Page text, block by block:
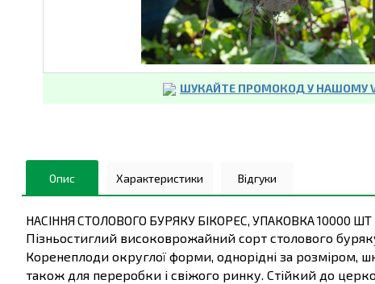
ШУКАЙТЕ ПРОМОКОД У НАШОМУ
Опис Характеристики Відгуки
НАСІННЯ СТОЛОВОГО БУРЯКУ БІКОРЕС, УПАКОВКА 10000 ШТ
Пізньостиглий високоврожайний сорт столового
Коренеплоди округлої форми, однорідні за розміром,
також для переробки і свіжого ринку. Стійкий до